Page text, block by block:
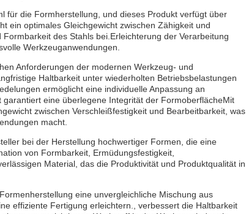
für die Formherstellung, und dieses Produkt verfügt über
ein optimales Gleichgewicht zwischen Zähigkeit und
des Stahls bei.Erleichterung der Verarbeitung
Werkzeuganwendungen.
Anforderungen der modernen Werkzeug- und
Haltbarkeit unter wiederholten Betriebsbelastungen
ermöglicht eine individuelle Anpassung an
eine überlegene Integrität der FormoberflächeMit
zwischen Verschleißfestigkeit und Bearbeitbarkeit, was
macht.
bei der Herstellung hochwertiger Formen, die eine
von Formbarkeit, Ermüdungsfestigkeit,
Material, das die Produktivität und Produktqualität in
eine unvergleichliche Mischung aus
effiziente Fertigung erleichtern., verbessert die Haltbarkeit